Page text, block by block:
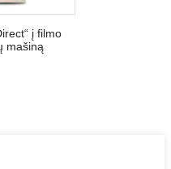
į filmo
mašiną